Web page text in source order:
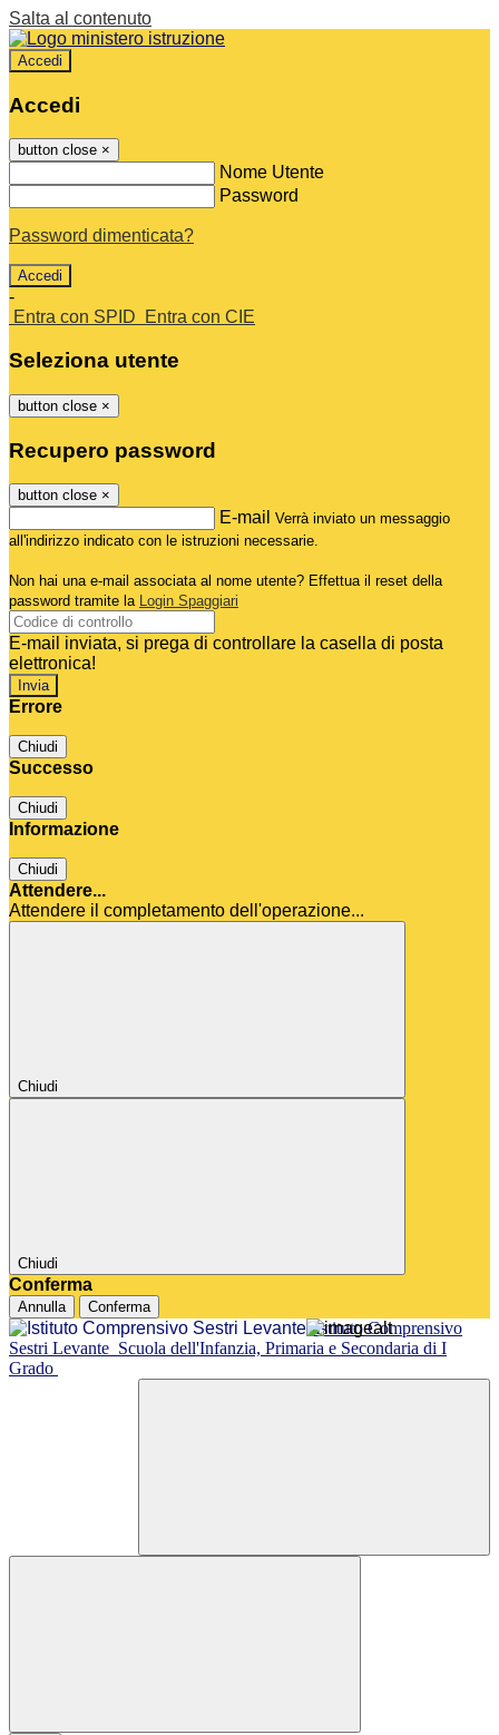
Salta al contenuto
Accedi
Accedi
button close ×
Nome Utente
Password
Password dimenticata?
-
Entra con SPID
Entra con CIE
Seleziona utente
button close ×
Recupero password
button close ×
E-mail Verrà inviato un messaggio
all'indirizzo indicato con le istruzioni necessarie.
Non hai una e-mail associata al nome utente? Effettua il reset della
password tramite la Login Spaggiari
E-mail inviata, si prega di controllare la casella di posta
elettronica!
Errore
Chiudi
Successo
Chiudi
Informazione
Chiudi
Attendere...
Attendere il completamento dell'operazione...
Chiudi
Chiudi
Conferma
Annulla Conferma
Istituto Comprensivo
Sestri Levante Scuola dell'Infanzia, Primaria e Secondaria di I
Grado